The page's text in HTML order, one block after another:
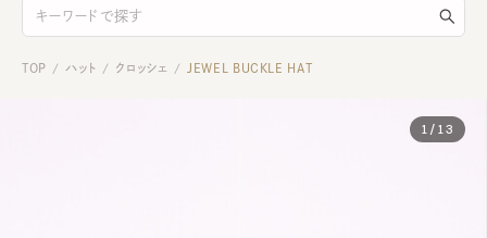
TOP / ハット / クロッシェ / JEWEL BUCKLE HAT
1 / 13